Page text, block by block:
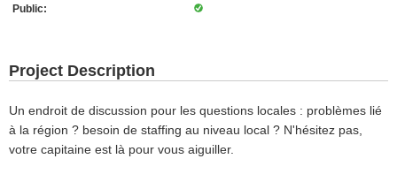
Public:
Project Description
Un endroit de discussion pour les questions locales : problèmes lié
à la région ? besoin de staffing au niveau local ? N'hésitez pas,
votre capitaine est là pour vous aiguiller.